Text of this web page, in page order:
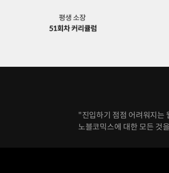
"진입하기 점점 어려워지는
노블코믹스에 대한 모든 것